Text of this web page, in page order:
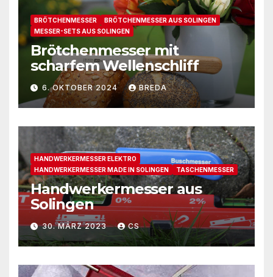
BRÖTCHENMESSER
BRÖTCHENMESSER AUS SOLINGEN
MESSER-SETS AUS SOLINGEN
Brötchenmesser mit
scharfem Wellenschliff
6. OKTOBER 2024 BREDA
HANDWERKERMESSER ELEKTRO
HANDWERKERMESSER MADE IN SOLINGEN
TASCHENMESSER
Handwerkermesser aus
Solingen
30. MÄRZ 2023 CS